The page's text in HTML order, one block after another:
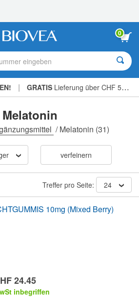
0
eingeben
| GRATIS Lieferung über CHF 56.00 »
Melatonin
/Melatonin (31)
verfeinern
Treffer pro Seite: 24
10mg (Mixed Berry)
24.45
inbegriffen